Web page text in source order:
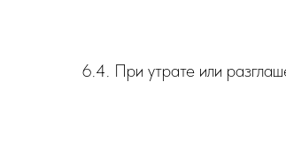
6.4. При утрате или